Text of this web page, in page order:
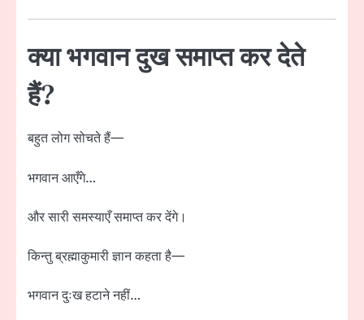
क्या भगवान दुख समाप्त कर देते
हैं?
बहुत लोग सोचते हैं—
भगवान आएँगे…
और सारी समस्याएँ समाप्त कर देंगे।
किन्तु ब्रह्माकुमारी ज्ञान कहता है—
भगवान दुःख हटाने नहीं…